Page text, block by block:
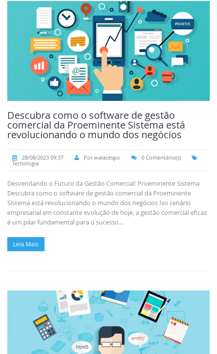
Descubra como o software de gestão
comercial da Proeminente Sistema está
revolucionando o mundo dos negócios
28/08/2023 09:37 Por walacespo
0 Comentário(s)
Tecnologia
Desvendando o Futuro da Gestão Comercial: Proeminente Sistema
Descubra como o software de gestão comercial da Proeminente
Sistema está revolucionando o mundo dos negócios No cenário
empresarial em constante evolução de hoje, a gestão comercial eficaz
é um pilar fundamental para o sucesso...
Leia Mais